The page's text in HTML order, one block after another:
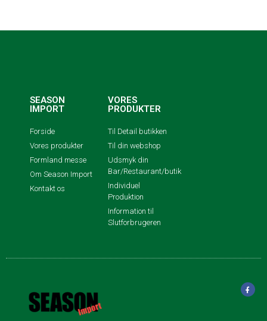
SEASON
IMPORT
Forside
Vores produkter
Formland messe
Om Season Import
Kontakt os
VORES
PRODUKTER
Til Detail butikken
Til din webshop
Udsmyk din
Bar/Restaurant/butik
Individuel
Produktion
Information til
Slutforbrugeren